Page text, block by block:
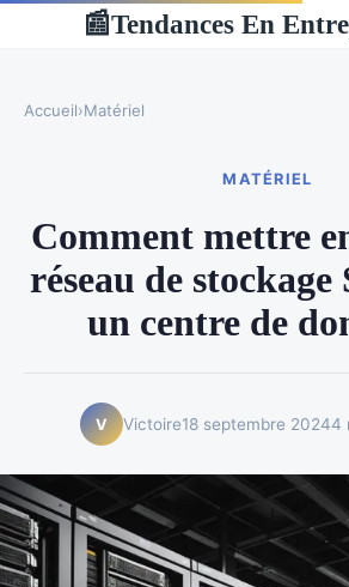
📰Tendances En
Accueil›Matériel
MATÉRIEL
Comment mettre
réseau de
un centre de
V Victoire18 septembre 20244